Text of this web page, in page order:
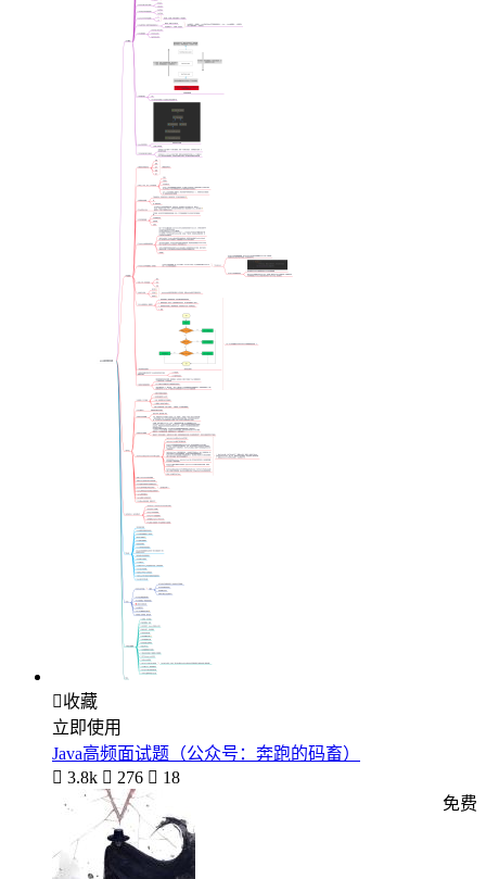
收藏
立即使用
Java高频面试题（公众号：奔跑的码畜）
 3.8k  276  18
免费